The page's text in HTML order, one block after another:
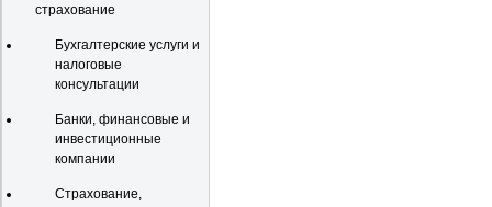
страхование
Бухгалтерские услуги и
налоговые
консультации
Банки, финансовые и
инвестиционные
компании
Страхование,